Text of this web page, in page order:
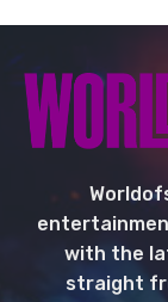
with the
straight